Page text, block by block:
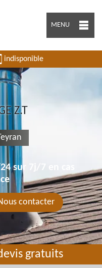
MENU
indisponible
Z.T
sur 7j/7 en cas
contacter
gratuits